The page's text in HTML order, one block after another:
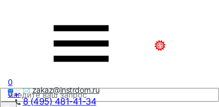
zakaz@instrdom.ru
8 (495) 481-41-34
0
0₽